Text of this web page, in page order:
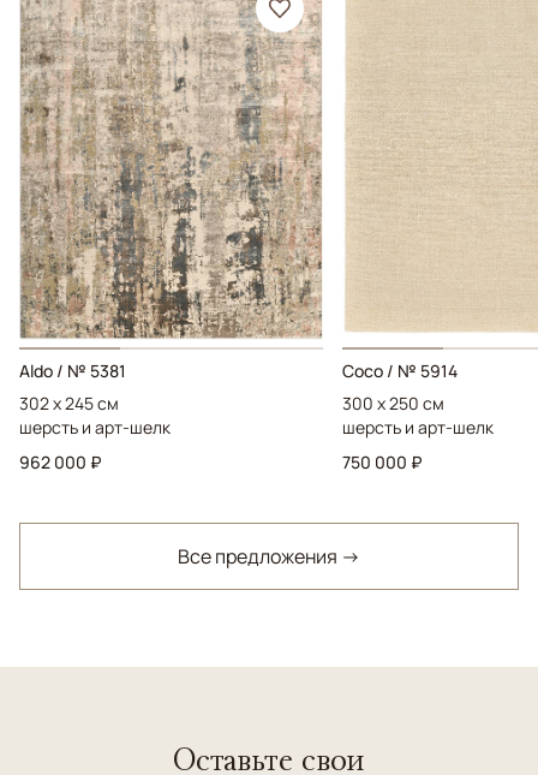
Aldo / № 5381
302 x 245 см
шерсть и арт-шелк
962 000 ₽
Coco / № 5914
300 x 250 см
шерсть и арт-шелк
750 000 ₽
Все предложения →
Оставьте свои